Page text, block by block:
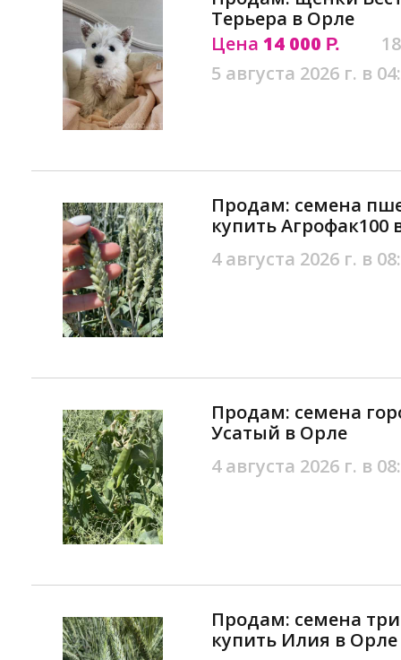
Терьера в Орле
Цена 14 000 Р.
5 августа 2026 г. в
Продам: семена
купить Агрофак100
4 августа 2026 г. в
Продам: семена
Усатый в Орле
4 августа 2026 г. в
Продам: семена
купить Илия в Орле